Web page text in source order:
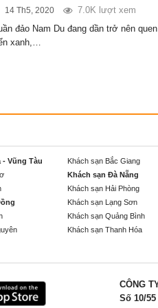
14 Th5, 2020
7.0K lượt xem
đảo Nam Du đang dần trở nên
xanh,…
- Vũng Tàu Khách sạn Bắc Giang
Khách sạn Đà Nẵng
Khách sạn Hải Phòng
Khách sạn Lạng Sơn
Khách sạn Quảng Bình
Khách sạn Thanh Hóa
CÔNG
Số 10/